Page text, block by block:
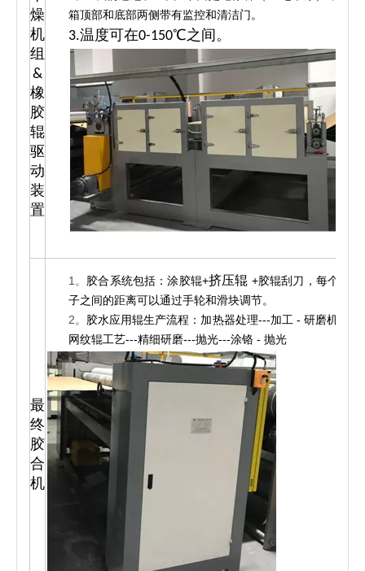
燥
机
组
&
橡
胶
辊
驱
动
装
置
箱顶部和底部两侧带有监控和清洁门。
3.温度可在0-150℃之间。
最
终
胶
合
机
1。 胶合系统包括：涂胶辊+挤压辊 +胶辊刮刀，每个辊
子之间的距离可以通过手轮和滑块调节。
2。 胶水应用辊生产流程：加热器处理---加工 - 研磨机---
网纹辊工艺---精细研磨---抛光---涂铬 - 抛光